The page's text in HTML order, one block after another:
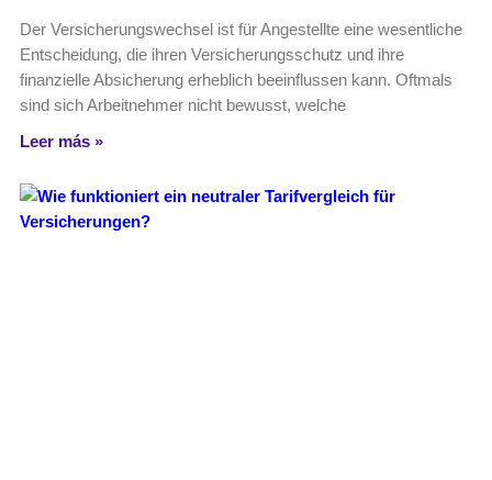
Der Versicherungswechsel ist für Angestellte eine wesentliche
Entscheidung, die ihren Versicherungsschutz und ihre
finanzielle Absicherung erheblich beeinflussen kann. Oftmals
sind sich Arbeitnehmer nicht bewusst, welche
Leer más »